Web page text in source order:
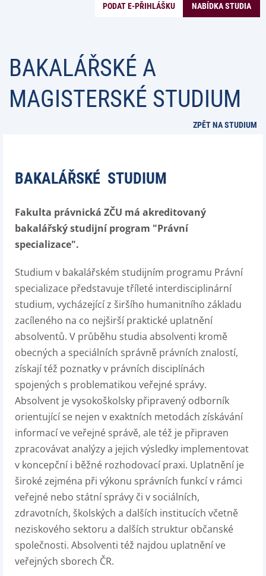
NABÍDKA STUDIA
PODAT E-PŘIHLÁŠKU
BAKALÁŘSKÉ A
MAGISTERSKÉ STUDIUM
ZPĚT NA STUDIUM
BAKALÁŘSKÉ STUDIUM
Fakulta právnická ZČU má akreditovaný
bakalářský studijní program "Právní
specializace".
Studium v bakalářském studijním programu Právní
specializace představuje tříleté interdisciplinární
studium, vycházející z širšího humanitního základu
zacíleného na co nejširší praktické uplatnění
absolventů. V průběhu studia absolventi kromě
obecných a speciálních správně právních znalostí,
získají též poznatky v právních disciplínách
spojených s problematikou veřejné správy.
Absolvent je vysokoškolsky připravený odborník
orientující se nejen v exaktních metodách získávání
informací ve veřejné správě, ale též je připraven
zpracovávat analýzy a jejich výsledky implementovat
v koncepční i běžné rozhodovací praxi. Uplatnění je
široké zejména při výkonu správních funkcí v rámci
veřejné nebo státní správy či v sociálních,
zdravotních, školských a dalších institucích včetně
neziskového sektoru a dalších struktur občanské
společnosti. Absolventi též najdou uplatnění ve
veřejných sborech ČR.